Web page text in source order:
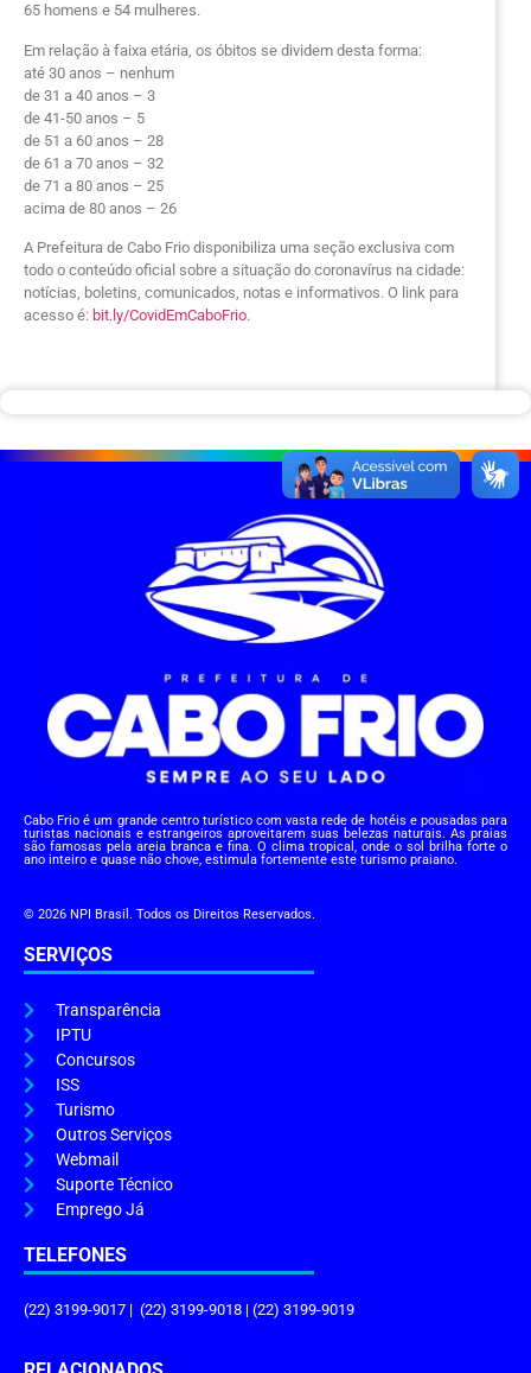
65 homens e 54 mulheres.
Em relação à faixa etária, os óbitos se dividem desta forma:
até 30 anos – nenhum
de 31 a 40 anos – 3
de 41-50 anos – 5
de 51 a 60 anos – 28
de 61 a 70 anos – 32
de 71 a 80 anos – 25
acima de 80 anos – 26
A Prefeitura de Cabo Frio disponibiliza uma seção exclusiva com
todo o conteúdo oficial sobre a situação do coronavírus na cidade:
notícias, boletins, comunicados, notas e informativos. O link para
acesso é: bit.ly/CovidEmCaboFrio.
Cabo Frio é um grande centro turístico com vasta rede de hotéis e pousadas para
turistas nacionais e estrangeiros aproveitarem suas belezas naturais. As praias
são famosas pela areia branca e fina. O clima tropical, onde o sol brilha forte o
ano inteiro e quase não chove, estimula fortemente este turismo praiano.
© 2026 NPI Brasil. Todos os Direitos Reservados.
SERVIÇOS
Transparência
IPTU
Concursos
ISS
Turismo
Outros Serviços
Webmail
Suporte Técnico
Emprego Já
TELEFONES
(22) 3199-9017 | (22) 3199-9018 | (22) 3199-9019